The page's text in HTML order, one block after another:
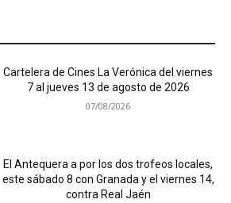
Cartelera de Cines La Verónica del viernes
7 al jueves 13 de agosto de 2026
07/08/2026
El Antequera a por los dos trofeos locales,
este sábado 8 con Granada y el viernes 14,
contra Real Jaén